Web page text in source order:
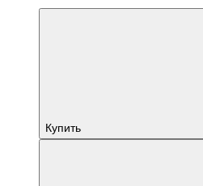
Купить